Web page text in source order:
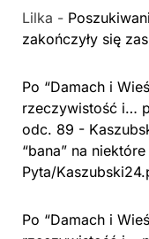
Lilka -
zakończyły się
Po “Damach i
rzeczywistość i…
odc. 89 -
“bana” na
Pyta/
Po “Damach i